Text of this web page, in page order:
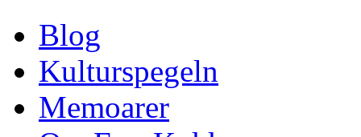
Blog
Kulturspegeln
Memoarer